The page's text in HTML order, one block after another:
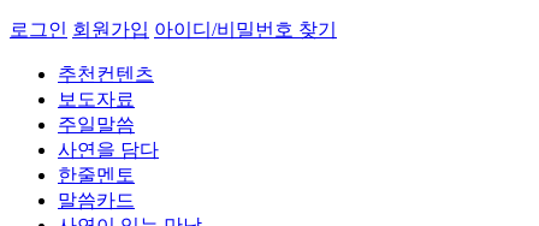
로그인 회원가입 아이디/비밀번호 찾기
추천컨텐츠
보도자료
주일말씀
사연을 담다
한줄멘토
말씀카드